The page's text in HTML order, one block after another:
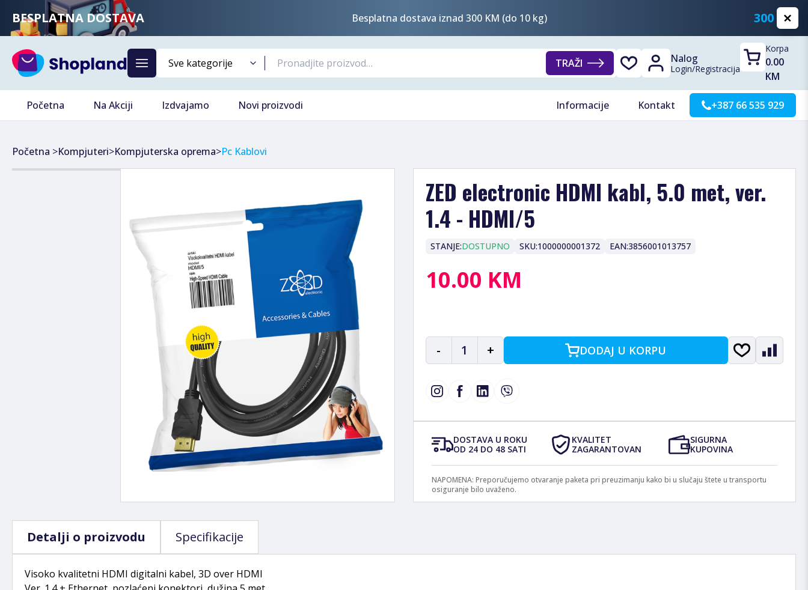
BESPLATNA DOSTAVA Besplatna dostava iznad 300 KM (do 10 kg) 300 KM
TRAŽI Nalog
Login/Registracija
Korpa
0.00
KM
Početna Na Akciji Izdvajamo Novi proizvodi Informacije Kontakt +387 66 535 929
Početna >Kompjuteri>Kompjuterska oprema>Pc Kablovi
ZED electronic HDMI kabl, 5.0 met, ver.
1.4 - HDMI/5
STANJE:DOSTUPNO SKU:1000000001372 EAN:3856001013757
10.00 KM
- 1 + DODAJ U KORPU
DOSTAVA U ROKU
OD 24 DO 48 SATI
KVALITET
ZAGARANTOVAN
SIGURNA
KUPOVINA
NAPOMENA: Preporučujemo otvaranje paketa pri preuzimanju kako bi u slučaju štete u transportu
osiguranje bilo uvaženo.
Detalji o proizvodu Specifikacije
Visoko kvalitetni HDMI digitalni kabel, 3D over HDMI